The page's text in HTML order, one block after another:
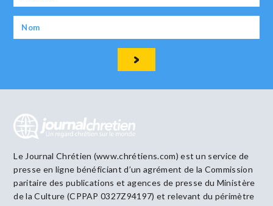
Le Journal Chrétien (www.chrétiens.com) est un service de
presse en ligne bénéficiant d’un agrément de la Commission
paritaire des publications et agences de presse du Ministère
de la Culture (CPPAP 0327Z94197) et relevant du périmètre